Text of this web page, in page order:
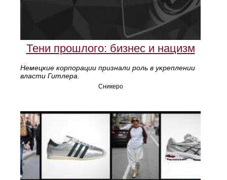
Тени прошлого: бизнес и нацизм
Немецкие корпорации признали роль в укреплении
власти Гитлера.
Сникеро